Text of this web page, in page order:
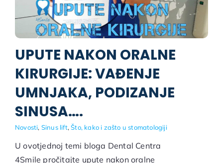
UPUTE NAKON ORALNE
KIRURGIJE: VAĐENJE
UMNJAKA, PODIZANJE
SINUSA….
Novosti, Sinus lift,Što, kako i zašto u stomatologiji
U ovotjednoj temi bloga Dental Centra
4Smile pročitajte upute nakon oralne